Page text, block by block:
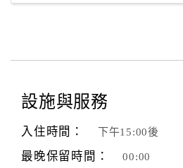
請
款
設施與服務
入住時間： 下午15:00後
最晚保留時間： 00:00